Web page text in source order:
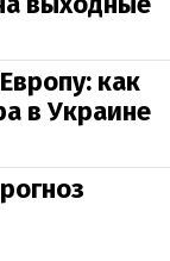
как
в Украине